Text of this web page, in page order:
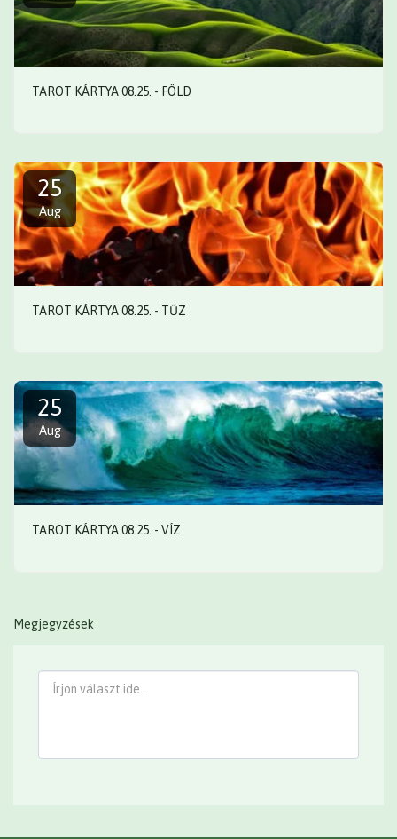
TAROT KÁRTYA 08.25. - FÖLD
25
Aug
TAROT KÁRTYA 08.25. - TŰZ
25
Aug
TAROT KÁRTYA 08.25. - VÍZ
Megjegyzések